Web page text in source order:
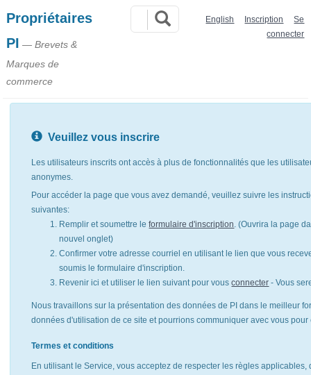
Propriétaires
PI — Brevets &
Marques de
commerce
English Inscription
Se
connecter
Veuillez vous inscrire
Les utilisateurs inscrits ont accès à plus de fonctionnalités que les
anonymes.
Pour accéder la page que vous avez demandé, veuillez suivre les
suivantes:
Remplir et soumettre leformulaire d'inscription. (Ouvrira la page
nouvel onglet)
Confirmer votre adresse courriel en utilisant le lien que vous
soumis le formulaire d'inscription.
Revenir ici et utiliser le lien suivant pour vousconnecter - Vous
Nous travaillons sur la présentation des données de PI dans le meilleur
données d'utilisation de ce site et pourrions communiquer avec vous
Termes et conditions
En utilisant le Service, vous acceptez de respecter les règles